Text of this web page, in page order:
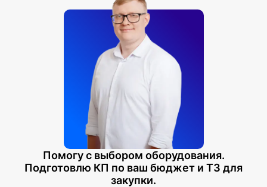
Помогу с выбором оборудования.
Подготовлю КП по ваш бюджет и ТЗ для
закупки.